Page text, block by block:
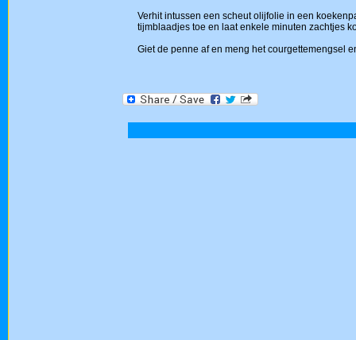
Verhit intussen een scheut olijfolie in een
tijmblaadjes toe en laat enkele minuten zachtjes
Giet de penne af en meng het courgettemengsel